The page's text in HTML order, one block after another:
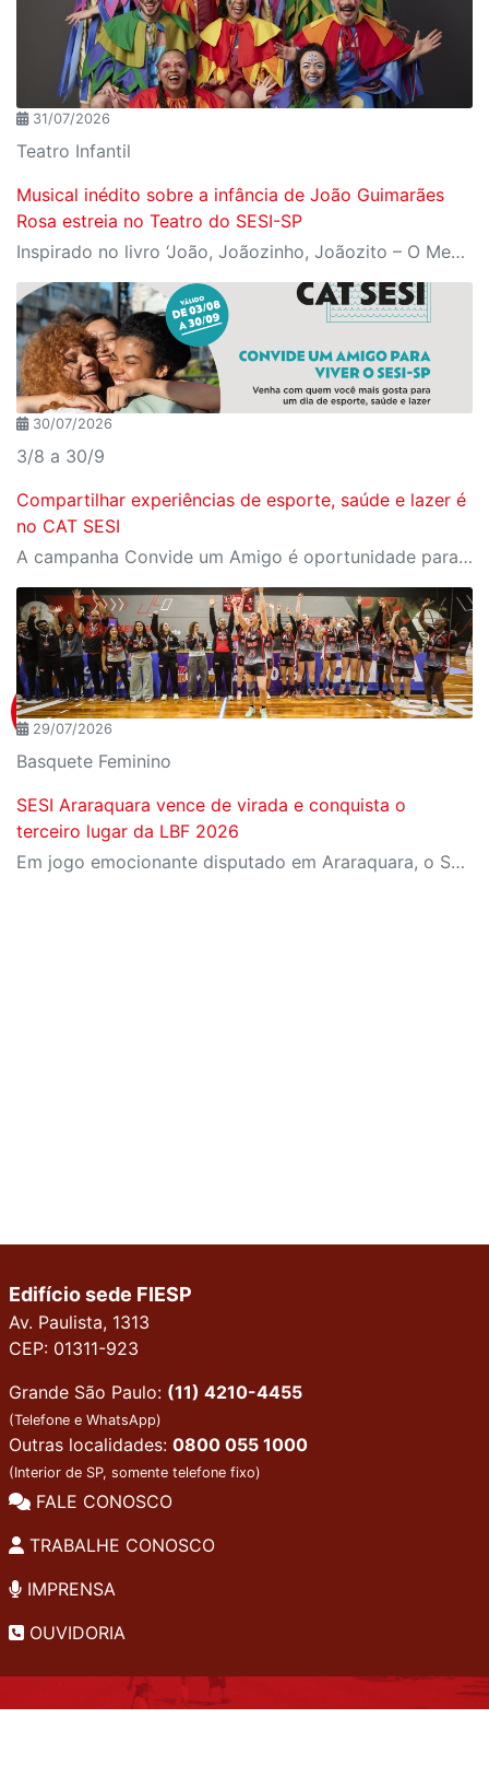
31/07/2026
Teatro Infantil
Musical inédito sobre a infância de João Guimarães
Rosa estreia no Teatro do SESI-SP
Inspirado no livro ‘João, Joãozinho, Joãozito – O Menino Encantado’, de Claudio Fragata, com direção e dramaturgia de Márcio Araújo, espetáculo acompanha os primeiros anos de vida do escritor mineiro e transforma sua infância em uma celebração da imaginação, da leitura e da cultura popular brasileira
30/07/2026
3/8 a 30/9
Compartilhar experiências de esporte, saúde e lazer é
no CAT SESI
A campanha Convide um Amigo é oportunidade para reunir amigos para aproveitar juntos toda estrutura da unidade SESI-SP mais próxima. Os benefícios para clientes e convidados estão no regulamento
29/07/2026
Basquete Feminino
SESI Araraquara vence de virada e conquista o
terceiro lugar da LBF 2026
Em jogo emocionante disputado em Araraquara, o SESI Araraquara Basquete superou um déficit de quase 20 pontos, contou com o apoio massivo da torcida e derrotou o Cerrado BRB por 77 a 71, conquistando o terceiro lugar da LBF Loterias Caixa 2026
Edifício sede FIESP
Av. Paulista, 1313
CEP: 01311-923
Grande São Paulo: (11) 4210-4455
(Telefone e WhatsApp)
Outras localidades: 0800 055 1000
(Interior de SP, somente telefone fixo)
FALE CONOSCO
TRABALHE CONOSCO
IMPRENSA
OUVIDORIA